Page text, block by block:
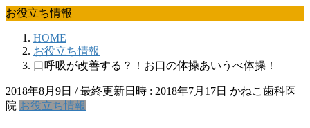
ッ
プ
移
動
お役立ち情報
HOME
お役立ち情報
口呼吸が改善する？！お口の体操あいうべ体操！
2018年8月9日 / 最終更新日時 : 2018年7月17日 かねこ歯科医
院 お役立ち情報